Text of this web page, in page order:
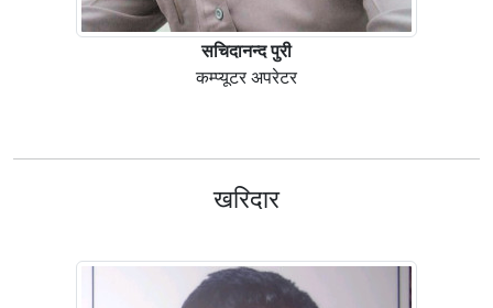
सचिदानन्द पुरी
कम्प्यूटर अपरेटर
खरिदार